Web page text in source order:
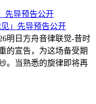
」先导预告公开
明日方舟音律联觉-昔时
的宣告，为这场备受期
。当熟悉的旋律即将再